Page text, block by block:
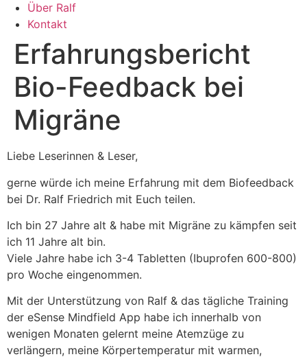
Über Ralf
Kontakt
Erfahrungsbericht
Bio-Feedback bei
Migräne
Liebe Leserinnen & Leser,
gerne würde ich meine Erfahrung mit dem Biofeedback
bei Dr. Ralf Friedrich mit Euch teilen.
Ich bin 27 Jahre alt & habe mit Migräne zu kämpfen seit
ich 11 Jahre alt bin.
Viele Jahre habe ich 3-4 Tabletten (Ibuprofen 600-800)
pro Woche eingenommen.
Mit der Unterstützung von Ralf & das tägliche Training
der eSense Mindfield App habe ich innerhalb von
wenigen Monaten gelernt meine Atemzüge zu
verlängern, meine Körpertemperatur mit warmen,